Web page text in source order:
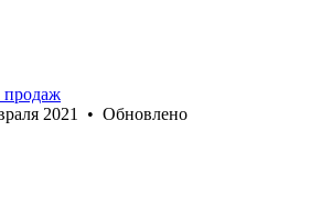
продаж
2021 • Обновлено